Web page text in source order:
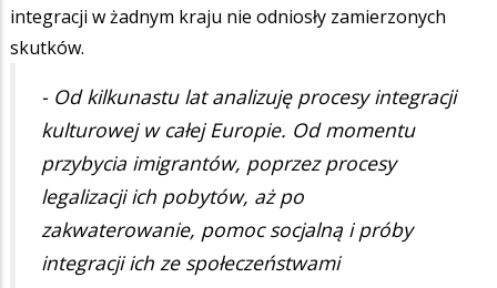
integracji w żadnym kraju nie odniosły zamierzonych
skutków.
- Od kilkunastu lat analizuję procesy integracji
kulturowej w całej Europie. Od momentu
przybycia imigrantów, poprzez procesy
legalizacji ich pobytów, aż po
zakwaterowanie, pomoc socjalną i próby
integracji ich ze społeczeństwami